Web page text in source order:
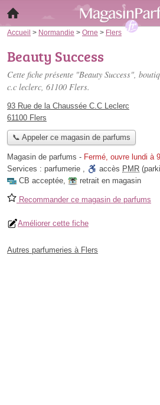
Accueil > Normandie > Orne > Flers
Beauty Success
Cette fiche présente "Beauty Success",
c.c leclerc, 61100 Flers.
93 Rue de la Chaussée C.C Leclerc
61100 Flers
📞 Appeler ce magasin de parfums
Magasin de parfums - Fermé, ouvre lundi à
Services : parfumerie , accès PMR
CB acceptée, retrait en magasin
Recommander ce magasin de parfums
Améliorer cette fiche
Autres parfumeries à Flers